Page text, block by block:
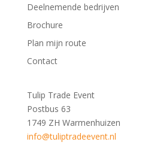
Deelnemende bedrijven
Brochure
Plan mijn route
Contact
Tulip Trade Event
Postbus 63
1749 ZH Warmenhuizen
info@tuliptradeevent.nl